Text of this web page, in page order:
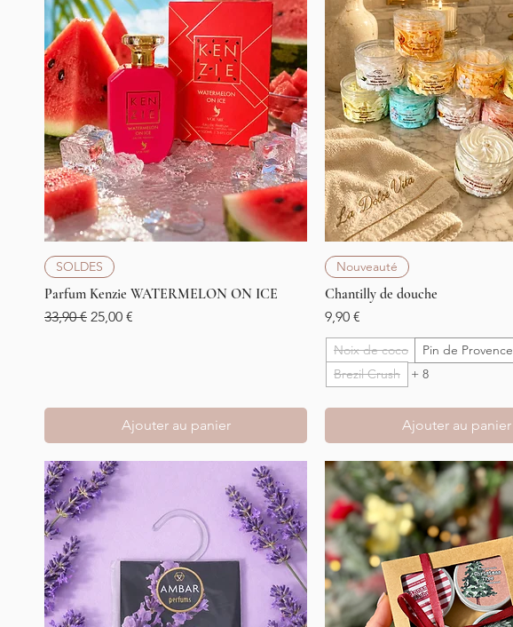
SOLDES
Parfum Kenzie WATERMELON ON ICE
Prix original
33,90 € Prix promotionnel
25,00 €
Ajouter au panier
Nouveauté
Chantilly de douche
Prix
9,90 €
Noix de coco
Pin de Provence
Brezil Crush
+ 8
Ajouter au panier